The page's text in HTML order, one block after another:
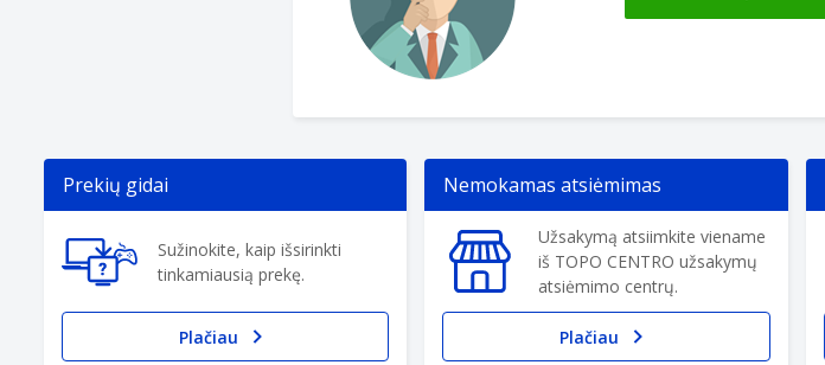
Prekių gidai
Sužinokite, kaip išsirinkti
tinkamiausią prekę.
Plačiau
Nemokamas atsiėmimas
Užsakymą atsiimkite viename
iš TOPO CENTRO užsakymų
atsiėmimo centrų.
Plačiau